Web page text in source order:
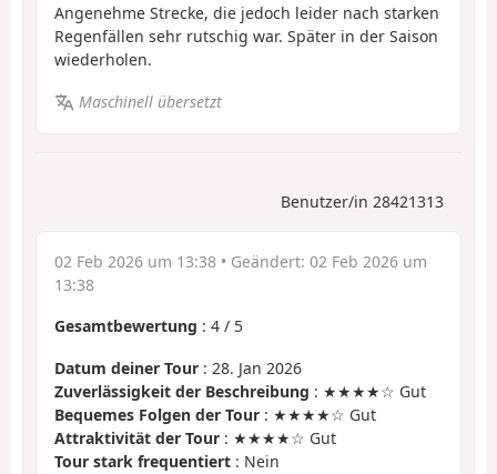
Angenehme Strecke, die jedoch leider nach starken
Regenfällen sehr rutschig war. Später in der Saison
wiederholen.
Maschinell übersetzt
Benutzer/in 28421313
02 Feb 2026 um 13:38 • Geändert: 02 Feb 2026 um
13:38
Gesamtbewertung : 4 / 5
Datum deiner Tour : 28. Jan 2026
Zuverlässigkeit der Beschreibung : ★★★★☆ Gut
Bequemes Folgen der Tour : ★★★★☆ Gut
Attraktivität der Tour : ★★★★☆ Gut
Tour stark frequentiert : Nein